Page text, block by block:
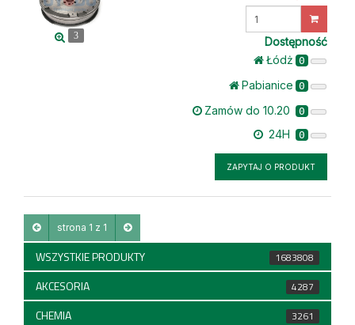
3
Dostępność
Łódż 0
Pabianice 0
Zamów do 10.20 0
24H 0
ZAPYTAJ O PRODUKT
strona 1 z 1
WSZYSTKIE PRODUKTY 1683808
AKCESORIA 4287
CHEMIA 3261